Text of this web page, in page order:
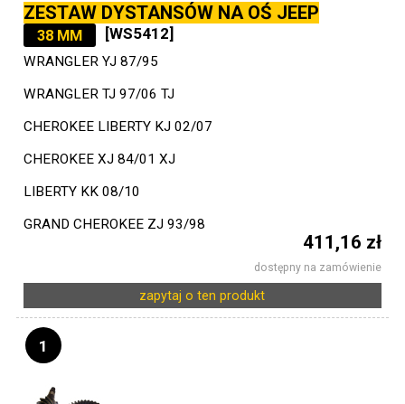
ZESTAW DYSTANSÓW NA OŚ JEEP
38 MM [WS5412]
WRANGLER YJ 87/95
WRANGLER TJ 97/06 TJ
CHEROKEE LIBERTY KJ 02/07
CHEROKEE XJ 84/01 XJ
LIBERTY KK 08/10
GRAND CHEROKEE ZJ 93/98
411,16 zł
dostępny na zamówienie
zapytaj o ten produkt
1